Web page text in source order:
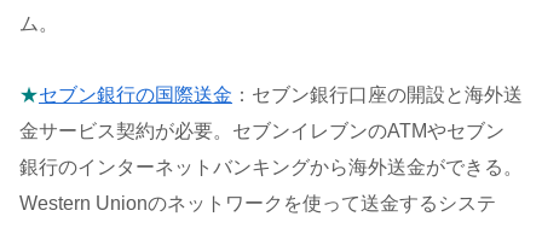
ム。
★セブン銀行の国際送金 ：セブン銀行口座の開設と海外送
金サービス契約が必要。セブンイレブンのATMやセブン
銀行のインターネットバンキングから海外送金ができる。
Western Unionのネットワークを使って送金するシステ